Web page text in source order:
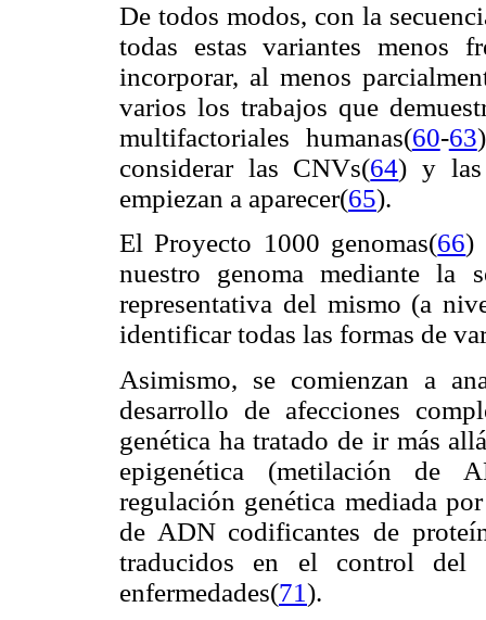
De todos modos, con la
todas estas variantes menos
incorporar, al menos
varios los trabajos que
multifactoriales humanas(60-63
considerar las CNVs(64) y las
empiezan a aparecer(65).
El Proyecto 1000 genomas(66)
nuestro genoma mediante la
representativa del mismo (a
identificar todas las formas de
Asimismo, se comienzan a
desarrollo de afecciones
genética ha tratado de ir más
epigenética (metilación de
regulación genética mediada
de ADN codificantes de
traducidos en el control del
enfermedades(71).